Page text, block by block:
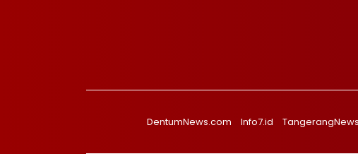
DentumNews.com
Info7.id